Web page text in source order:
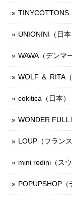
TINYCOTTONS
UNIONINI（日本
WAWA（デンマ
WOLF ＆ RITA
cokitica（日本）
WONDER FULL
LOUP（フランス
mini rodini（スウ
POPUPSHOP（